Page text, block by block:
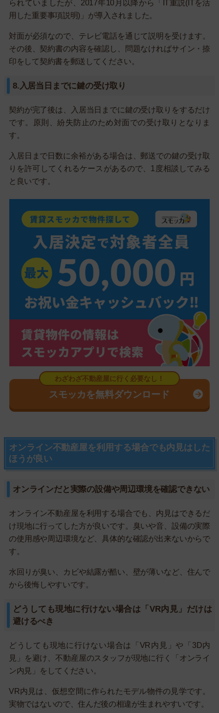
られていましたが、2017年10月以降から「IT重説(ITを活
用した重要事項説明)」が導入されました。
対面が必須なので、テレビ電話を通じて説明を受けます。
その後、契約書の内容を確認し、問題なければサイン・捺
印をして契約書を郵送してください。
8.入居当日までに鍵の受け取り
契約が完了後は、入居当日までに鍵の受け取りをするだけ
です。原則、紛失防止のため対面での受け取りとなりま
す。
入居日まで日数に余裕がある場合は、郵送での鍵の受け取
りを許可してくれるケースがあるので、1度相談してみる
と良いです。
スモッカを無料ダウンロード
オンライン不動産屋を利用する場合でも内見はした
ほうが良い
オンラインだと実際の設備や周辺環境を確認できない
オンライン不動産屋を利用する場合でも、内見はできるだ
け現地に行ってした方が良いです。臭いや音、設備の実際
の使用感や周辺環境など、具体的な確認が出来ないからで
す。
水回りが臭い、カビや結露が酷い、壁が薄いなど、住んで
から後悔しやすいです。
どうしても現地に行けない場合は「VR内見」だけは
避けるべき
どうしても現地に行けない場合は「VR内見」や「3D内
見」を避け、不動産屋のスタッフが現地に行く「オンライ
ン内見」をしてください。
VR内見は、仮想空間に作られたモデル物件の見学です。
実物ではないので、住んだ後の相違が生まれやすいです。